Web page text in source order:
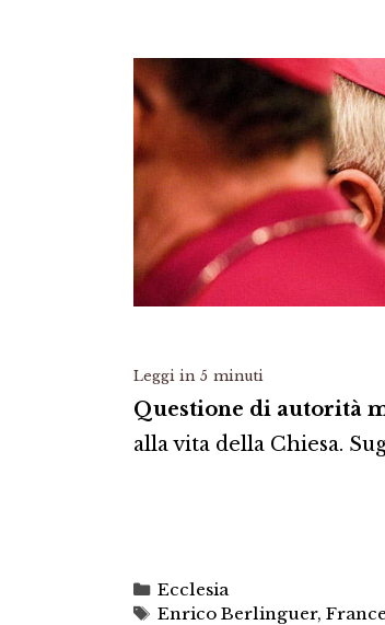
Leggi in 5 minuti
Questione di autorità
alla vita della Chiesa.
Categorie
Ecclesia
Tag
Enrico Berlinguer,